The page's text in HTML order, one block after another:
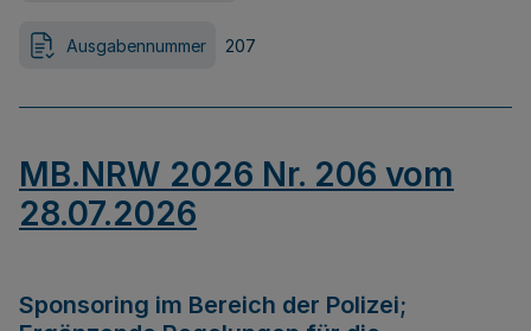
Ausgabennummer 207
MB.NRW 2026 Nr. 206 vom
28.07.2026
Sponsoring im Bereich der Polizei;